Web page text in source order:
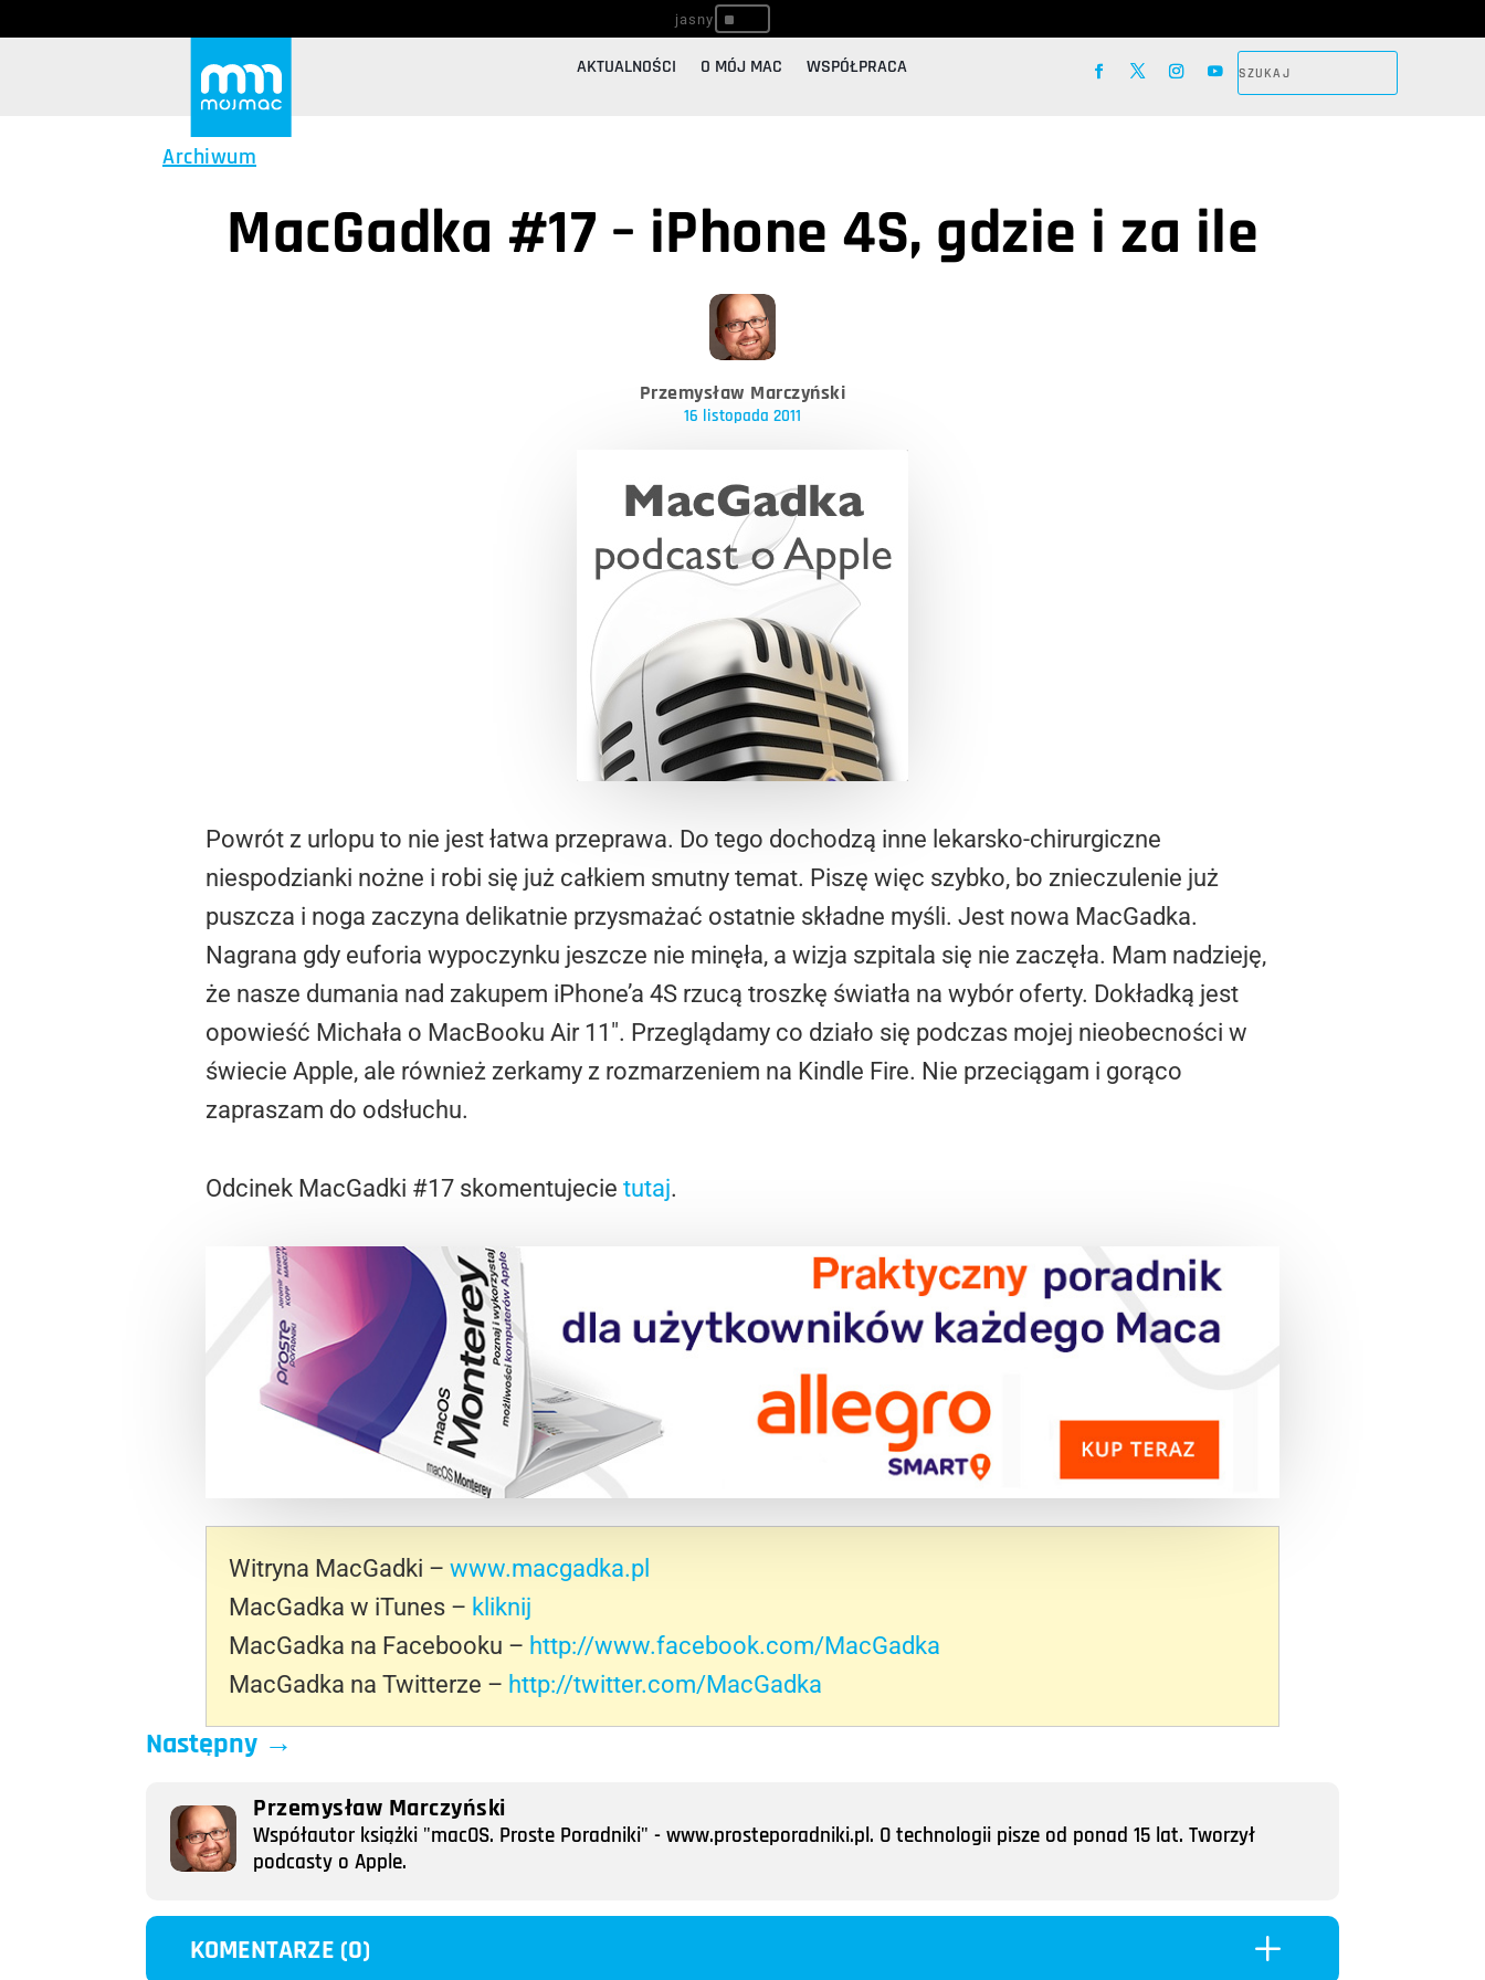
^
AKTUALNOŚCI O MÓJ MAC WSPÓŁPRACA
Archiwum
MacGadka #17 – iPhone 4S, gdzie i za ile
Przemysław Marczyński
16 listopada 2011
Powrót z urlopu to nie jest łatwa przeprawa. Do tego dochodzą inne lekarsko-chirurgiczne
niespodzianki nożne i robi się już całkiem smutny temat. Piszę więc szybko, bo znieczulenie już
puszcza i noga zaczyna delikatnie przysmażać ostatnie składne myśli. Jest nowa MacGadka.
Nagrana gdy euforia wypoczynku jeszcze nie minęła, a wizja szpitala się nie zaczęła. Mam nadzieję,
że nasze dumania nad zakupem iPhone’a 4S rzucą troszkę światła na wybór oferty. Dokładką jest
opowieść Michała o MacBooku Air 11″. Przeglądamy co działo się podczas mojej nieobecności w
świecie Apple, ale również zerkamy z rozmarzeniem na Kindle Fire. Nie przeciągam i gorąco
zapraszam do odsłuchu.
Odcinek MacGadki #17 skomentujecie tutaj.
Witryna MacGadki – www.macgadka.pl
MacGadka w iTunes – kliknij
MacGadka na Facebooku – http://www.facebook.com/MacGadka
MacGadka na Twitterze – http://twitter.com/MacGadka
Następny →
Przemysław Marczyński
Współautor książki "macOS. Proste Poradniki" - www.prosteporadniki.pl. O technologii pisze od ponad 15 lat. Tworzył
podcasty o Apple.
KOMENTARZE (0) L